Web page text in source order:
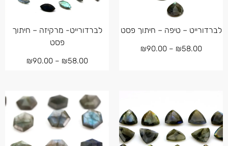
לברדורייט – טיפה – חיתוך פסט
₪58.00
–
₪90.00
לברדורייט- מרקיזה – חיתוך
פסט
₪58.00
–
₪90.00